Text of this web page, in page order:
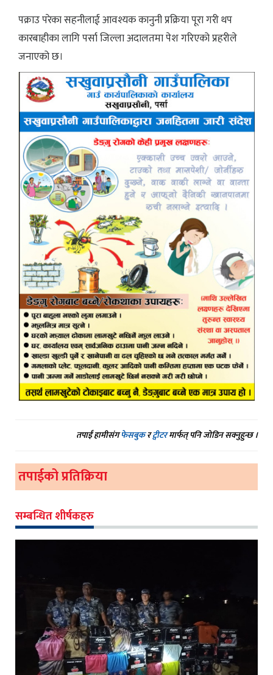
पक्राउ परेका सहनीलाई आवश्यक कानुनी प्रक्रिया पूरा गरी थप
कारबाहीका लागि पर्सा जिल्ला अदालतमा पेश गरिएको प्रहरीले
जनाएको छ।
तपाईं हामीसंगफेसबुकरट्वीटरमार्फत् पनि जोडिन सक्नुहुन्छ ।
तपाईको प्रतिक्रिया
सम्बन्धित शीर्षकहरु